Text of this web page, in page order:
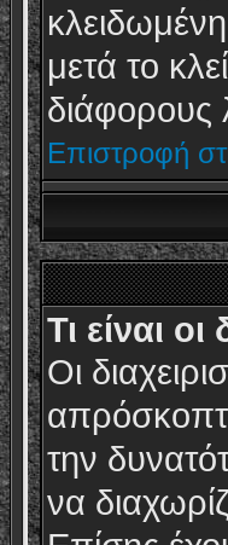
μετά το
διάφορους
Επιστροφή
Τι είναι οι
Οι
την
να